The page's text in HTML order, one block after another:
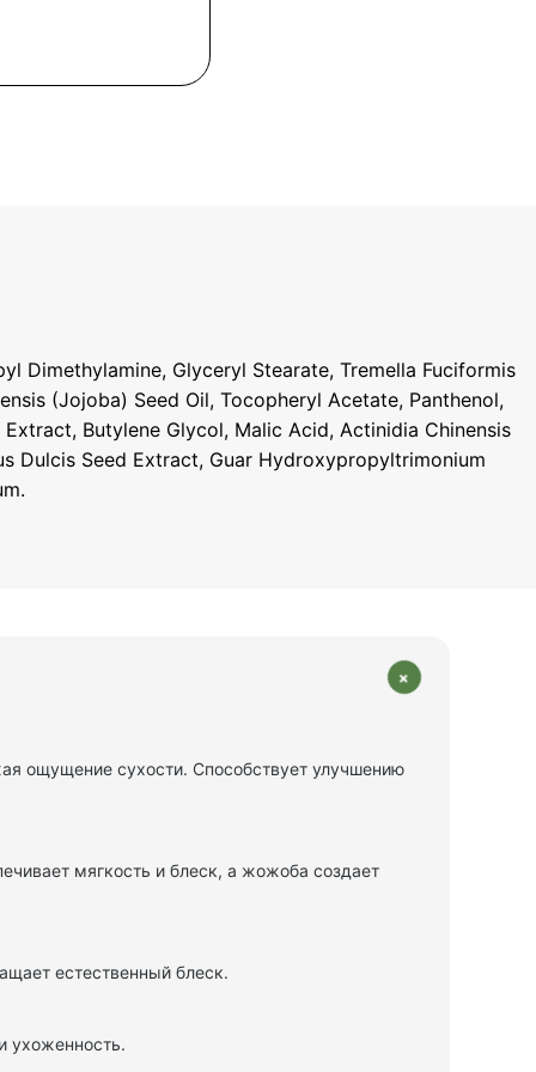
Dimethylamine, Glyceryl Stearate, Tremella Fuciformis
(Jojoba) Seed Oil, Tocopheryl Acetate, Panthenol,
Butylene Glycol, Malic Acid, Actinidia Chinensis
Dulcis Seed Extract, Guar Hydroxypropyltrimonium
+
ощущение сухости. Способствует улучшению
мягкость и блеск, а жожоба создает
естественный блеск.
ухоженность.